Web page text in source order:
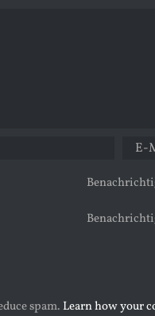
spam. Learn how your